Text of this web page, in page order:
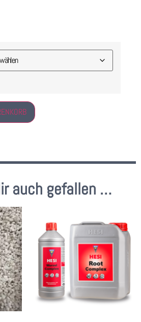
auch gefallen …